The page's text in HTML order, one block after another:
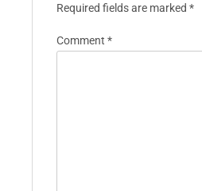
Required fields are marked *
Comment *